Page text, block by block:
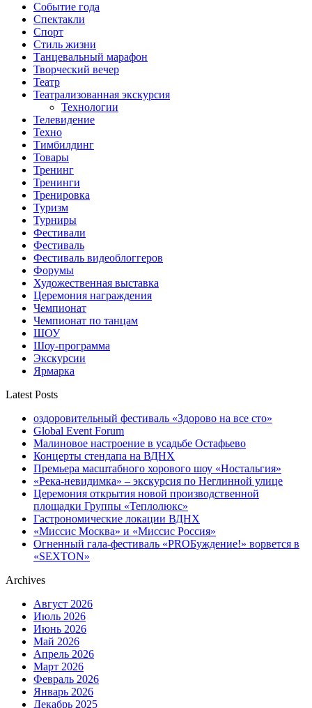
Событие года
Спектакли
Спорт
Стиль жизни
Танцевальный марафон
Творческий вечер
Театр
Театрализованная экскурсия
Технологии
Телевидение
Техно
Тимбилдинг
Товары
Тренинг
Тренинги
Тренировка
Туризм
Турниры
Фестивали
Фестиваль
Фестиваль видеоблоггеров
Форумы
Художественная выставка
Церемония награждения
Чемпионат
Чемпионат по танцам
ШОУ
Шоу-программа
Экскурсии
Ярмарка
Latest Posts
оздоровительный фестиваль «Здорово на все сто»
Global Event Forum
Малиновое настроение в усадьбе Остафьево
Концерты стендапа на ВДНХ
Премьера масштабного хорового шоу «Ностальгия»
«Река-невидимка» – экскурсия по Неглинной улице
Церемония открытия новой производственной
площадки Группы «Теплолюкс»
Гастрономические локации ВДНХ
«Миссис Москва» и «Миссис Россия»
Огненный гала-фестиваль «PROБуждение!» ворвется в
«SEXTON»
Archives
Август 2026
Июль 2026
Июнь 2026
Май 2026
Апрель 2026
Март 2026
Февраль 2026
Январь 2026
Декабрь 2025